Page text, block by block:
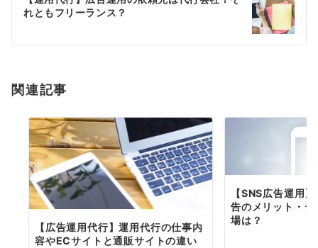
シ
ン
れともフリーランス？
関連記事
【広告運用代行】運用代行の仕事内
容やECサイトと通販サイトの違い
【SNS広告運用
告のメリット・
場は？